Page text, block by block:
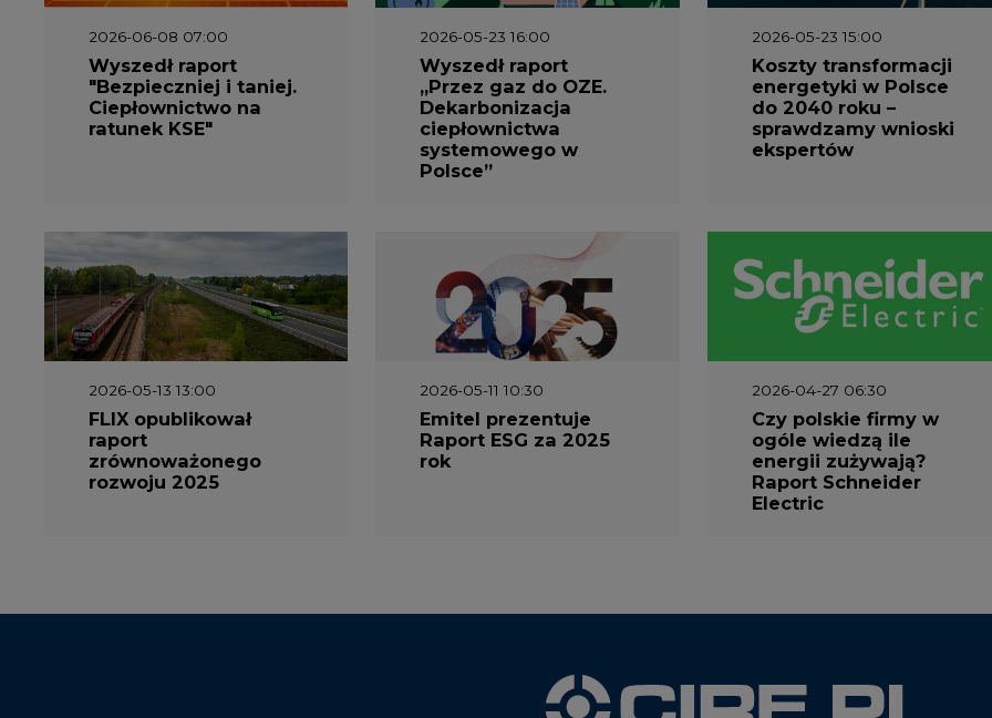
2026-06-08 07:00
Wyszedł raport
"Bezpieczniej i taniej.
Ciepłownictwo na
ratunek KSE"
2026-05-23 16:00
Wyszedł raport
„Przez gaz do OZE.
Dekarbonizacja
ciepłownictwa
systemowego w
Polsce”
2026-05-23 15:00
Koszty transformacji
energetyki w Polsce
do 2040 roku –
sprawdzamy wnioski
ekspertów
2026-05-13 13:00
FLIX opublikował
raport
zrównoważonego
rozwoju 2025
2026-05-11 10:30
Emitel prezentuje
Raport ESG za 2025
rok
2026-04-27 06:30
Czy polskie firmy w
ogóle wiedzą ile
energii zużywają?
Raport Schneider
Electric